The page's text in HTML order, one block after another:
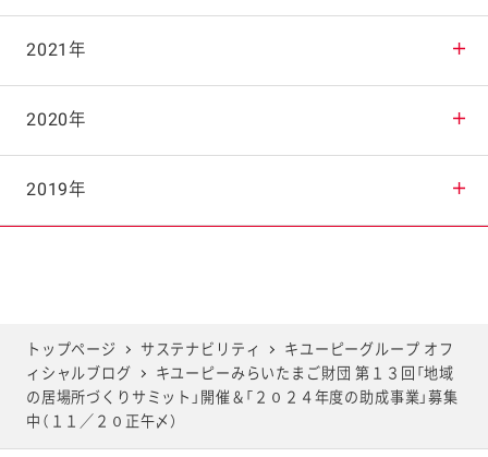
2025年9月
2025年8月
2025年7月
2025年4月
2024年10月
2024年9月
2024年8月
2024年5月
2023年11月
2023年10月
2023年9月
2023年6月
2022年12月
2022年11月
2022年10月
2022年7月
2021年
2021年12月
2021年11月
2021年8月
2020年
2020年12月
2020年9月
2019年
2019年10月
トップページ サステナビリティ
キユーピーグループ オフ
ィシャルブログ
キユーピーみらいたまご財団 第１３回「地域
の居場所づくりサミット」開催＆「２０２４年度の助成事業」募集
中（１１／２０正午〆）